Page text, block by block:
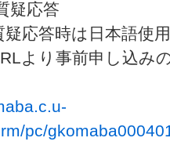
応答
応答時は日本語使
より事前申し込み
pc/